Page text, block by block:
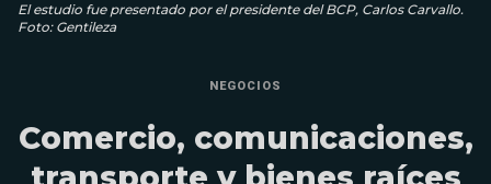
El estudio fue presentado por el presidente del BCP, Carlos Carvallo.
Foto: Gentileza
NEGOCIOS
Comercio, comunicaciones,